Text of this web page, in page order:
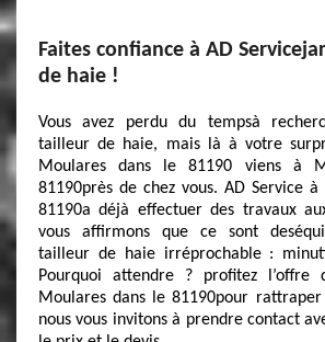
Faites confiance à AD
de haie !
Vous avez perdu du tempsà
tailleur de haie, mais là à votre
Moulares dans le 81190 viens à
81190près de chez vous. AD Service
81190a déjà effectuer des travaux
vous affirmons que ce sont
tailleur de haie irréprochable :
Pourquoi attendre ? profitez l’offre
Moulares dans le 81190pour
nous vous invitons à prendre contact